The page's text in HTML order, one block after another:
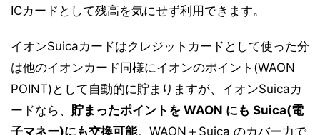
ICカードとして残高を気にせず利用できます。
イオンSuicaカードはクレジットカードとして使った分
は他のイオンカード同様にイオンのポイント(WAON
POINT)として自動的に貯まりますが、イオンSuicaカ
ードなら、 貯まったポイントを WAON にも Suica(電
子マネー)にも交換可能。WAON＋Suica のカバー力で